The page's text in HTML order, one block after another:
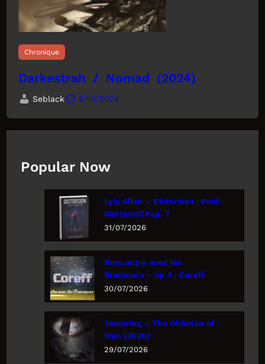
Chronique
Darkestrah / Nomad (2024)
Seblack 6/10/2024
Popular Now
Lyly Allan – Distorsion : Post-
Mortem/Chap. 7
31/07/2026
Rencontre avec les
Brasseurs – ép 4 : Coreff
30/07/2026
Towering – The Oblation of
Man (2026)
29/07/2026